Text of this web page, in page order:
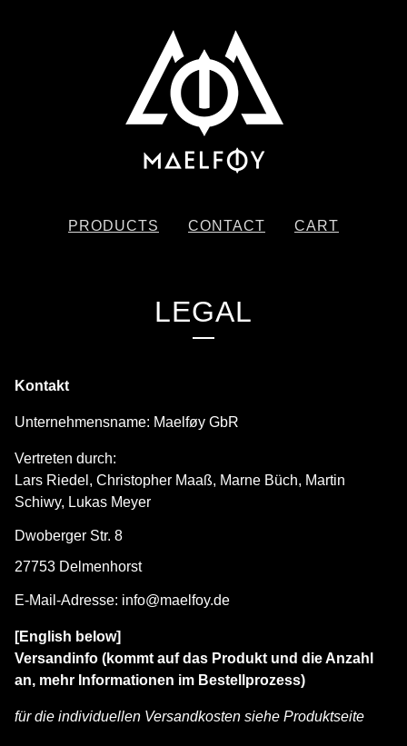
PRODUCTS CONTACT CART
LEGAL
Kontakt
Unternehmensname: Maelføy GbR
Vertreten durch:
Lars Riedel, Christopher Maaß, Marne Büch, Martin
Schiwy, Lukas Meyer
Dwoberger Str. 8
27753 Delmenhorst
E-Mail-Adresse: info@maelfoy.de
[English below]
Versandinfo (kommt auf das Produkt und die Anzahl
an, mehr Informationen im Bestellprozess)
für die individuellen Versandkosten siehe Produktseite